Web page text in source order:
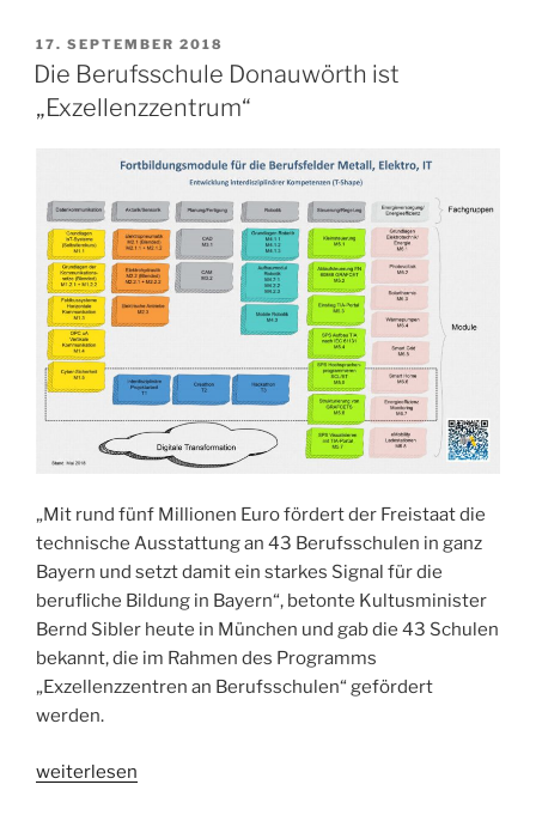
WIN
11a
und
WIN
10.07.2018“
VERÖFFENTLICHT
AM
17. SEPTEMBER 2018
Die Berufsschule Donauwörth ist
„Exzellenzzentrum“
„Mit rund fünf Millionen Euro fördert der Freistaat die
technische Ausstattung an 43 Berufsschulen in ganz
Bayern und setzt damit ein starkes Signal für die
berufliche Bildung in Bayern“, betonte Kultusminister
Bernd Sibler heute in München und gab die 43 Schulen
bekannt, die im Rahmen des Programms
„Exzellenzzentren an Berufsschulen“ gefördert
werden.
„Die
weiterlesen